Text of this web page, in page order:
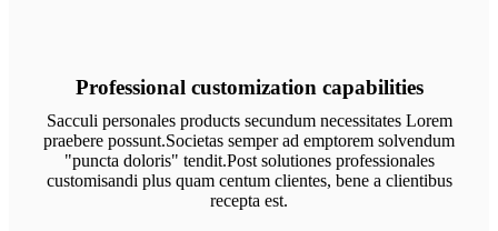
Professional customization capabilities
Sacculi personales products secundum necessitates Lorem
praebere possunt.Societas semper ad emptorem solvendum
"puncta doloris" tendit.Post solutiones professionales
customisandi plus quam centum clientes, bene a clientibus
recepta est.